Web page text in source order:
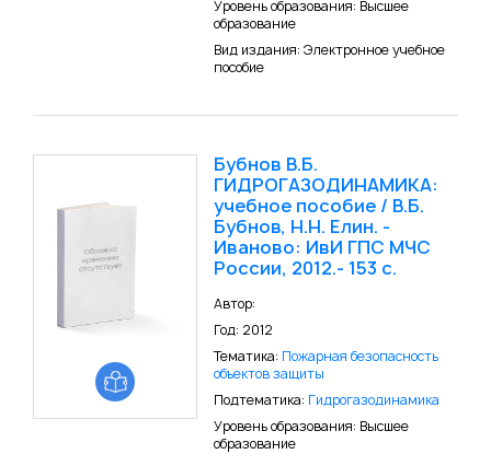
Уровень образования: Высшее
образование
Вид издания: Электронное учебное
пособие
Бубнов В.Б.
ГИДРОГАЗОДИНАМИКА:
учебное пособие / В.Б.
Бубнов, Н.Н. Елин. -
Иваново: ИвИ ГПС МЧС
России, 2012.- 153 с.
Автор:
Год: 2012
Тематика: Пожарная безопасность
объектов защиты
Подтематика: Гидрогазодинамика
Уровень образования: Высшее
образование